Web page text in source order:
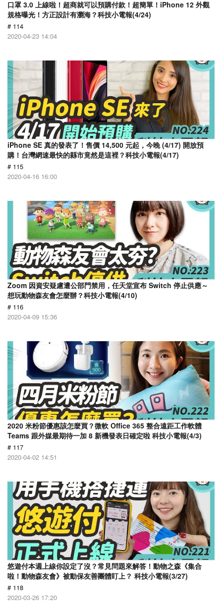
口罩 3.0 上線啦！超商就可以預購付款！超簡單！iPhone 12 外觀
規格曝光！方正設計有瀏海？科技小電報(4/24)
# 114
2020-04-23 14:04
​iPhone SE 真的發表了！售價 14,500 元起，今晚 (4/17) 開放預
購！台灣網速最快的縣市竟然是這裡？科技小電報(4/17)
# 115
2020-04-16 16:00
Zoom 因資安疑慮遭公部門禁用，任天堂宣布 Switch 停止供應～
想玩動物森友會怎麼辦？科技小電報(4/10)
# 116
2020-04-09 15:36
2020 米粉節優惠該怎麼買？微軟 Office 365 整合遠距工作軟體
Teams 跟外媒最期待一加 8 新機發表日確定啦 科技小電報(4/3)
# 117
2020-04-02 14:51
悠遊付本週上線你設定了沒？常見問題來解答！動物之森《集合
啦！動物森友會》被動保友善團體盯上？ 科技小電報(3/27)
# 118
2020-03-26 17:20